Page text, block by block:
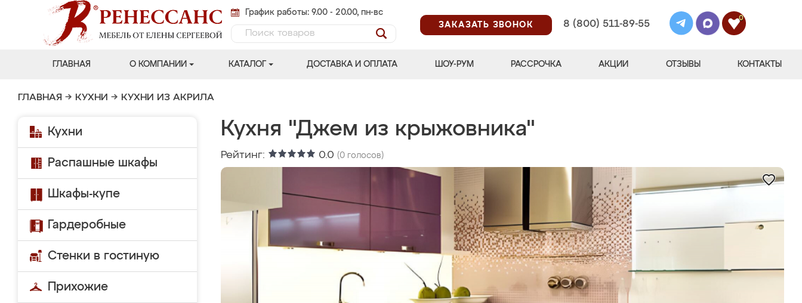
График работы: 9.00 - 20.00, пн-вс
ЗАКАЗАТЬ ЗВОНОК
8 (800) 511-89-55
0
ГЛАВНАЯ О КОМПАНИИ КАТАЛОГ ДОСТАВКА И ОПЛАТА ШОУ-РУМ РАССРОЧКА АКЦИИ ОТЗЫВЫ КОНТАКТЫ
ГЛАВНАЯ → КУХНИ → КУХНИ ИЗ АКРИЛА
Кухни
Распашные шкафы
Шкафы-купе
Гардеробные
Стенки в гостиную
Прихожие
Кухня "Джем из крыжовника"
Рейтинг: 0.0 (0 голосов)